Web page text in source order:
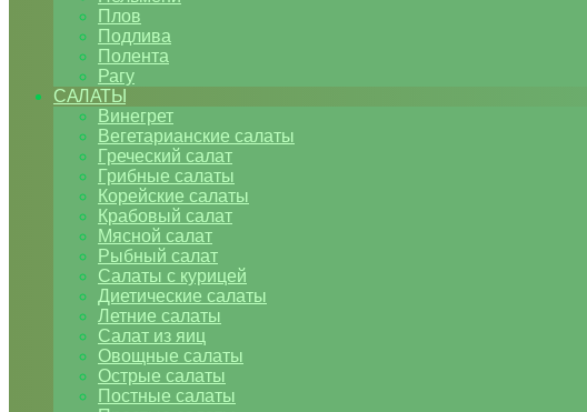
Плов
Подлива
Полента
Рагу
САЛАТЫ
Винегрет
Вегетарианские салаты
Греческий салат
Грибные салаты
Корейские салаты
Крабовый салат
Мясной салат
Рыбный салат
Салаты с курицей
Диетические салаты
Летние салаты
Салат из яиц
Овощные салаты
Острые салаты
Постные салаты